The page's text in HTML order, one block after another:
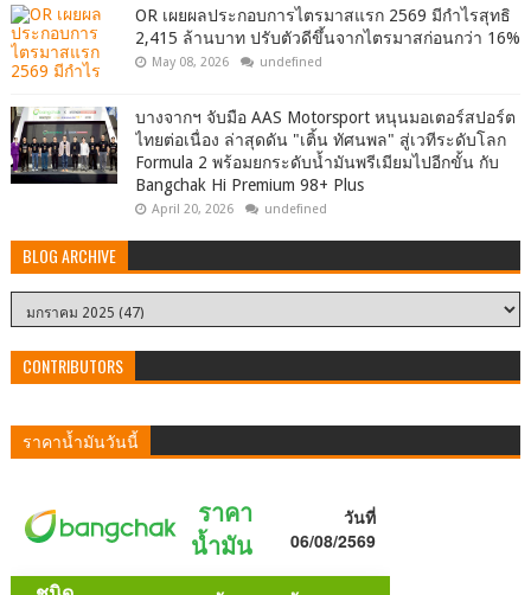
OR เผยผลประกอบการไตรมาสแรก 2569 มีกำไรสุทธิ
2,415 ล้านบาท ปรับตัวดีขึ้นจากไตรมาสก่อนกว่า 16%
May 08, 2026 undefined
บางจากฯ จับมือ AAS Motorsport หนุนมอเตอร์สปอร์ต
ไทยต่อเนื่อง ล่าสุดดัน "เติ้น ทัศนพล" สู่เวทีระดับโลก
Formula 2 พร้อมยกระดับน้ำมันพรีเมียมไปอีกขั้น กับ
Bangchak Hi Premium 98+ Plus
April 20, 2026 undefined
BLOG ARCHIVE
CONTRIBUTORS
ราคาน้ำมันวันนี้